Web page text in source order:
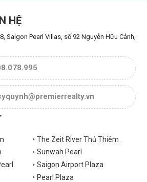
HỆ
Saigon Pearl Villas, số 92 Nguyễn Hữu Cảnh,
The Zeit River Thủ Thiêm .
Sunwah Pearl
Saigon Airport Plaza
Pearl Plaza